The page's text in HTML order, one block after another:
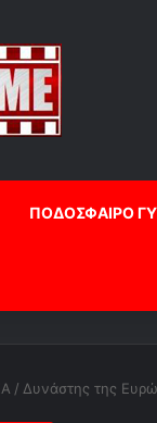
ΠΟΔΟΣΦΑΙΡΟ
/ Δυνάστης της